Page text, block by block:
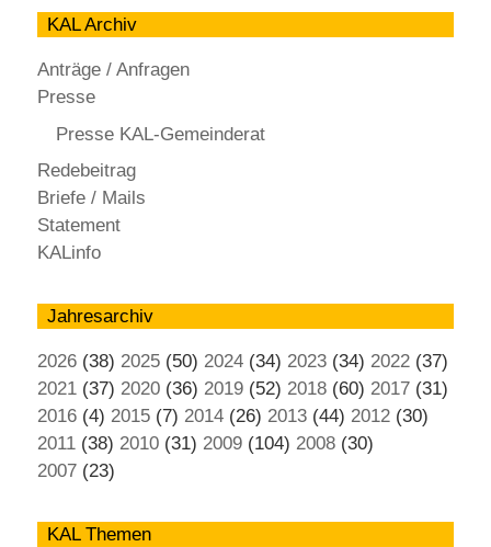
KAL Archiv
Anträge / Anfragen
Presse
Presse KAL-Gemeinderat
Redebeitrag
Briefe / Mails
Statement
KALinfo
Jahresarchiv
2026 (38) 2025 (50) 2024 (34) 2023 (34) 2022 (37)
2021 (37) 2020 (36) 2019 (52) 2018 (60) 2017 (31)
2016 (4) 2015 (7) 2014 (26) 2013 (44) 2012 (30)
2011 (38) 2010 (31) 2009 (104) 2008 (30)
2007 (23)
KAL Themen